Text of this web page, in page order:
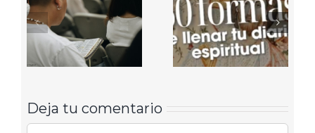
Deja tu comentario